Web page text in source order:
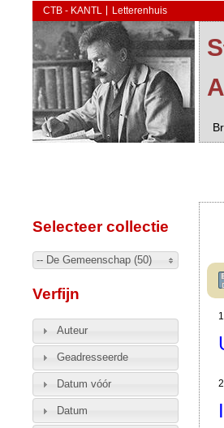
CTB - KANTL Letterenhuis
1
2
Selecteer collectie
-- De Gemeenschap (50)
Verfijn
Auteur
Geadresseerde
Datum vóór
Datum